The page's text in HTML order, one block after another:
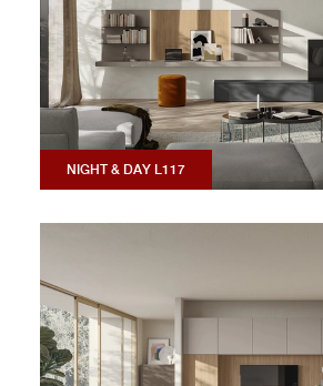
NIGHT & DAY L117